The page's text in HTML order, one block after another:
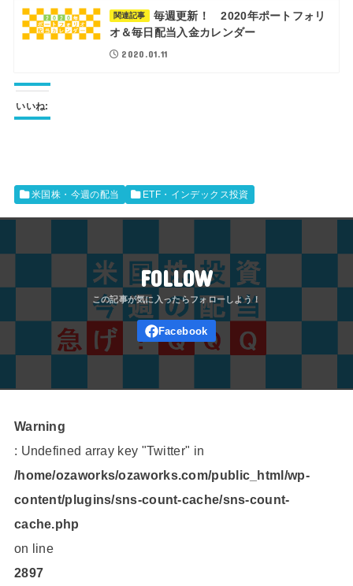
関連記事
毎週更新！ 2020年ポートフォリ
オ＆毎日配当入金カレンダー
2020.01.11
いいね:
米国株・今週の配当 ETF・インデックス投資
FOLLOW
Warning
: Undefined array key "Twitter" in
/home/ozaworks/ozaworks.com/public_html/wp-
content/plugins/sns-count-cache/sns-count-
cache.php
on line
2897